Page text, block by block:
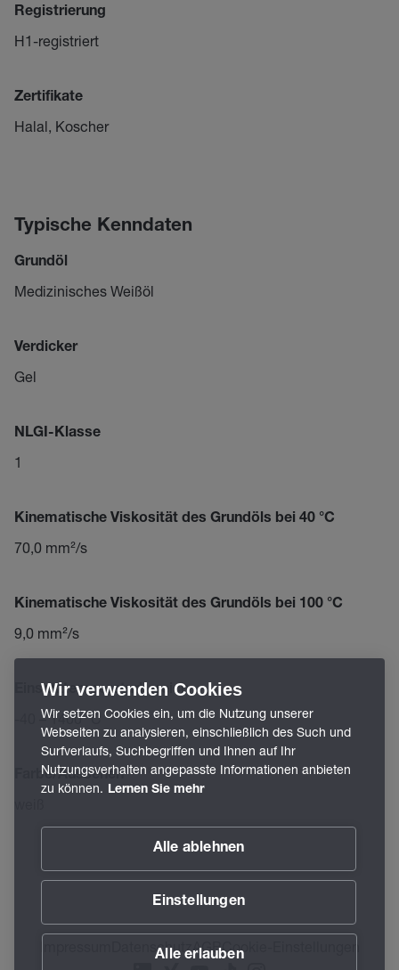
Registrierung
H1-registriert
Zertifikate
Halal, Koscher
Typische Kenndaten
Grundöl
Medizinisches Weißöl
Verdicker
Gel
NLGI-Klasse
1
Kinematische Viskosität des Grundöls bei 40 °C
70,0 mm²/s
Kinematische Viskosität des Grundöls bei 100 °C
9,0 mm²/s
Einsatztemperaturbereich
-40 – 1400 °C
Farbe/Aussehen
DatenschutzAGBCookie-Einstellungen
Wir verwenden Cookies
Wir setzen Cookies ein, um die Nutzung unserer
Webseiten zu analysieren, einschließlich des Such und
Surfverlaufs, Suchbegriffen und Ihnen auf Ihr
Nutzungsverhalten angepasste Informationen anbieten
zu können. Lernen Sie mehr
Alle ablehnen
Einstellungen
Alle erlauben